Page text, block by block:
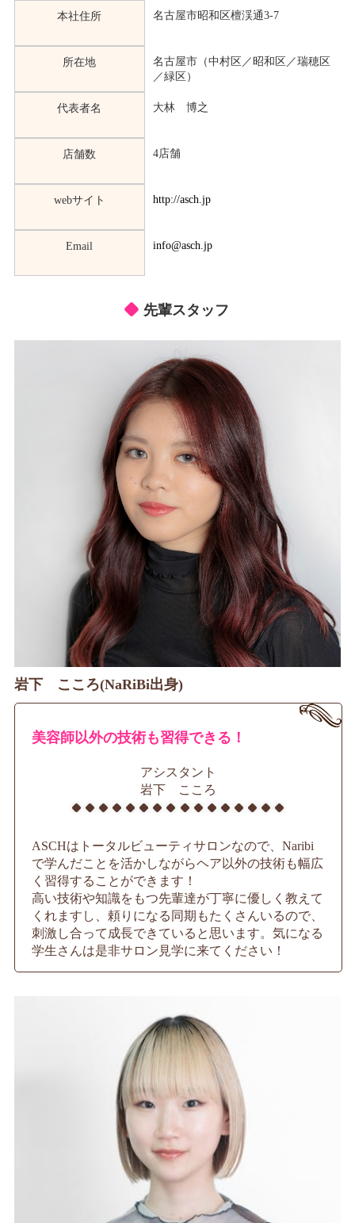
本社住所 名古屋市昭和区檀渓通3-7
所在地
名古屋市（中村区／昭和区／瑞穂区
／緑区）
代表者名 大林 博之
店舗数 4店舗
webサイト http://asch.jp
Email info@asch.jp
先輩スタッフ
岩下 こころ(NaRiBi出身)
美容師以外の技術も習得できる！
アシスタント
岩下 こころ
ASCHはトータルビューティサロンなので、Naribi
で学んだことを活かしながらヘア以外の技術も幅広
く習得することができます！
高い技術や知識をもつ先輩達が丁寧に優しく教えて
くれますし、頼りになる同期もたくさんいるので、
刺激し合って成長できていると思います。気になる
学生さんは是非サロン見学に来てください！